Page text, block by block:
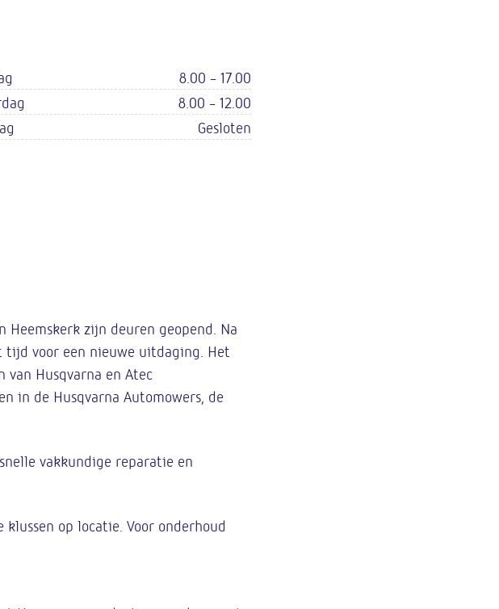
8.00 - 17.00
8.00 - 12.00
Gesloten
Heemskerk zijn deuren geopend. Na
voor een nieuwe uitdaging. Het
Husqvarna en Atec
in de Husqvarna Automowers, de
vakkundige reparatie en
op locatie. Voor onderhoud